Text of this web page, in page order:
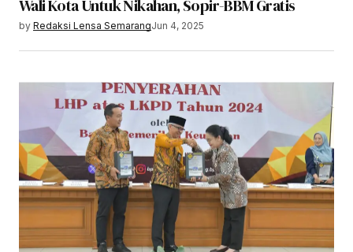
Wali Kota Untuk Nikahan, Sopir-BBM Gratis
by Redaksi Lensa SemarangJun 4, 2025